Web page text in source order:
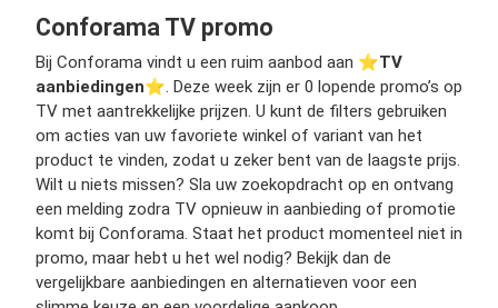
Conforama TV promo
Bij Conforama vindt u een ruim aanbod aan ⭐️TV
aanbiedingen⭐️. Deze week zijn er 0 lopende promo’s op
TV met aantrekkelijke prijzen. U kunt de filters gebruiken
om acties van uw favoriete winkel of variant van het
product te vinden, zodat u zeker bent van de laagste prijs.
Wilt u niets missen? Sla uw zoekopdracht op en ontvang
een melding zodra TV opnieuw in aanbieding of promotie
komt bij Conforama. Staat het product momenteel niet in
promo, maar hebt u het wel nodig? Bekijk dan de
vergelijkbare aanbiedingen en alternatieven voor een